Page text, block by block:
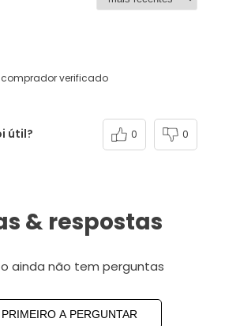
comprador verificado
útil? 0 0
& respostas
ainda não tem perguntas
A PERGUNTAR